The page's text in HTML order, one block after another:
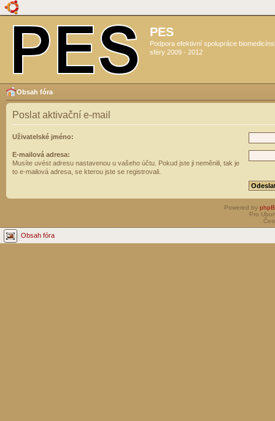
PES
Podpora efektivní spolupráce
sféry 2009 - 2012
Obsah fóra
Poslat aktivační e-mail
Uživatelské jméno:
E-mailová adresa:
Musíte uvést adresu nastavenou u vašeho účtu. Pokud jste ji neměnili, tak je
to e-mailová adresa, se kterou jste se registrovali.
Powered by
Pro
Obsah fóra